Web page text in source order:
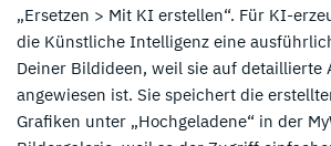
„Ersetzen > Mit KI erstellen“. Für KI-
die Künstliche Intelligenz eine
Deiner Bildideen, weil sie auf detaillierte
angewiesen ist. Sie speichert die
Grafiken unter „Hochgeladene“ in der